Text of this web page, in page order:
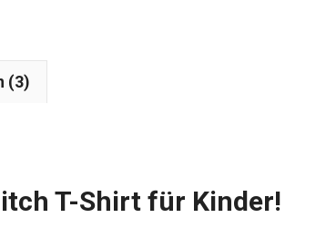
(3)
T-Shirt für Kinder!